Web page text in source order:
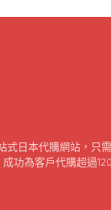
式日本代購網站，只
功為客戶代購超過